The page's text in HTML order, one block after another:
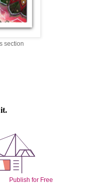
section
Publish for Free